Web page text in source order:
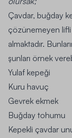
Çavdar, buğday
çözünemeyen lifli
almaktadır.
şunları örnek
Yulaf kepeği
Kuru havuç
Gevrek ekmek
Buğday tohumu
Kepekli çavdar